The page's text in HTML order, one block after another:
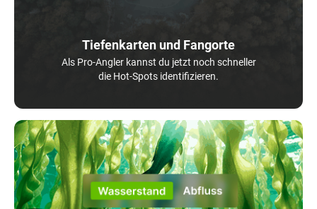
Tiefenkarten und Fangorte
Als Pro-Angler kannst du jetzt noch schneller
die Hot-Spots identifizieren.